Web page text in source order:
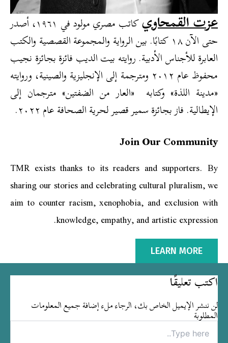
عزت القمحاوي
كاتب مصري مولود في ١٩٦١، أصدر
حتى الآن ١٨ كتابًا. بين الرواية والمجموعة القصصية والكتب
العابرة للأجناس الأدبية. روايته بيت الديب فائزة بجائزة نجيب
محفوظ عام ٢٠١٢ ومترجمة إلى الإنجليزية والصينية، وروايته
«مدينة اللذة» وكتابه «العار من الضفتين» مترجمان إلى
الإيطالية. فاز بجائزة سمير قصير لحرية الصحافة عام ٢٠٢٢.
Join Our Community
TMR exists thanks to its readers and supporters. By
sharing our stories and celebrating cultural pluralism, we
aim to counter racism, xenophobia, and exclusion with
knowledge, empathy, and artistic expression.
LEARN MORE
اكتب تعليقًا
لن ننشر الإيميل الخاص بك، الرجاء ملء إضافة جميع المعلومات
المطلوبة
Type
here..